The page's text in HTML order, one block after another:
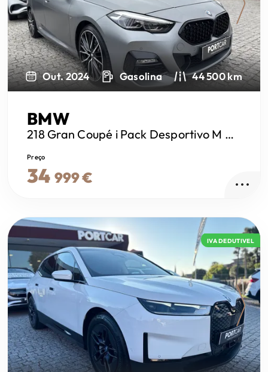
Next
Out. 2024 Gasolina 44 500 km
BMW
218 Gran Coupé i Pack Desportivo M Pro
Preço
34 999 €
IVA DEDUTIVEL
Next